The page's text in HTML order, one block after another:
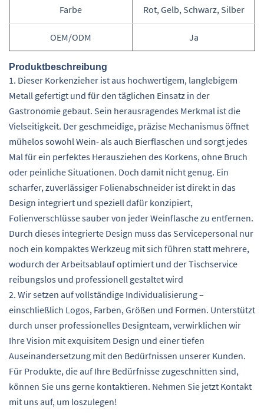
Farbe Rot, Gelb, Schwarz, Silber
OEM/ODM Ja
Produktbeschreibung
1. Dieser Korkenzieher ist aus hochwertigem, langlebigem
Metall gefertigt und für den täglichen Einsatz in der
Gastronomie gebaut. Sein herausragendes Merkmal ist die
Vielseitigkeit. Der geschmeidige, präzise Mechanismus öffnet
mühelos sowohl Wein- als auch Bierflaschen und sorgt jedes
Mal für ein perfektes Herausziehen des Korkens, ohne Bruch
oder peinliche Situationen. Doch damit nicht genug. Ein
scharfer, zuverlässiger Folienabschneider ist direkt in das
Design integriert und speziell dafür konzipiert,
Folienverschlüsse sauber von jeder Weinflasche zu entfernen.
Durch dieses integrierte Design muss das Servicepersonal nur
noch ein kompaktes Werkzeug mit sich führen statt mehrere,
wodurch der Arbeitsablauf optimiert und der Tischservice
reibungslos und professionell gestaltet wird
2. Wir setzen auf vollständige Individualisierung –
einschließlich Logos, Farben, Größen und Formen. Unterstützt
durch unser professionelles Designteam, verwirklichen wir
Ihre Vision mit exquisitem Design und einer tiefen
Auseinandersetzung mit den Bedürfnissen unserer Kunden.
Für Produkte, die auf Ihre Bedürfnisse zugeschnitten sind,
können Sie uns gerne kontaktieren. Nehmen Sie jetzt Kontakt
mit uns auf, um loszulegen!